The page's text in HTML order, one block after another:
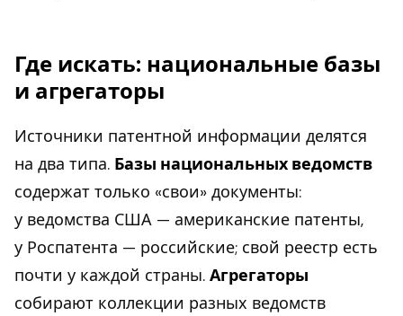
Где искать: национальные базы
и агрегаторы
Источники патентной информации делятся
на два типа. Базы национальных ведомств
содержат только «свои» документы:
у ведомства США — американские патенты,
у Роспатента — российские; свой реестр есть
почти у каждой страны. Агрегаторы
собирают коллекции разных ведомств